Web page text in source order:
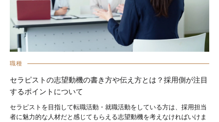
職種
セラピストの志望動機の書き方や伝え方とは？採用側が注目
するポイントについて
セラピストを目指して転職活動・就職活動をしている方は、採用担当
者に魅力的な人材だと感じてもらえる志望動機を考えなければいけま